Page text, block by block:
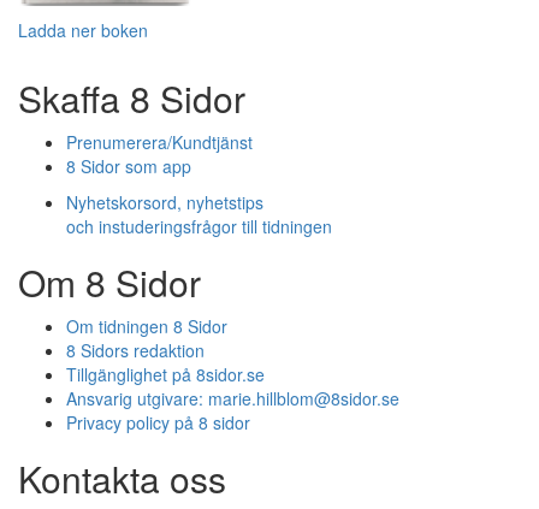
Ladda ner boken
Skaffa 8 Sidor
Prenumerera/Kundtjänst
8 Sidor som app
Nyhetskorsord, nyhetstips
och instuderingsfrågor till tidningen
Om 8 Sidor
Om tidningen 8 Sidor
8 Sidors redaktion
Tillgänglighet på 8sidor.se
Ansvarig utgivare: marie.hillblom@8sidor.se
Privacy policy på 8 sidor
Kontakta oss